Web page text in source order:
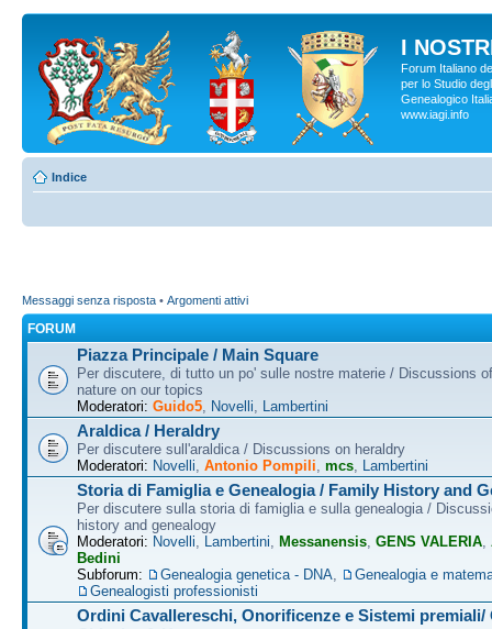
I
Forum Italiano
per lo Studio
Genealogico
www.iagi.info
Indice
Messaggi senza risposta • Argomenti attivi
FORUM
Piazza Principale / Main Square
Per discutere, di tutto un po' sulle nostre materie / Discussions
nature on our topics
Moderatori: Guido5 Novelli Lambertini
Araldica / Heraldry
Per discutere sull'araldica / Discussions on heraldry
Moderatori: Novelli Antonio Pompili mcs Lambertini
Storia di Famiglia e Genealogia / Family History and
Per discutere sulla storia di famiglia e sulla genealogia /
history and genealogy
Moderatori: Novelli Lambertini Messanensis GENS VALERIA
Bedini
Subforum:
Genealogia genetica - DNA
Genealogia e
Genealogisti professionisti
Ordini Cavallereschi, Onorificenze e Sistemi premiali/